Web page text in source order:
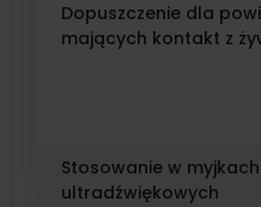
Dopuszczenie dla
mających kontakt z
Stosowanie w myjkach
ultradźwiękowych